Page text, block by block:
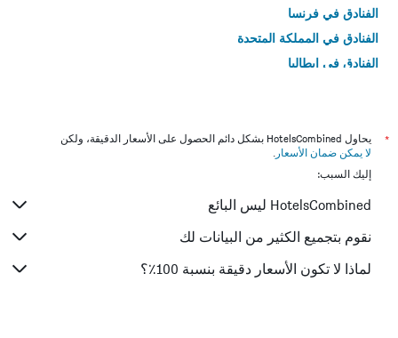
الفنادق في فرنسا
الفنادق في المملكة المتحدة
الفنادق في إيطاليا
*
يحاول HotelsCombined بشكل دائم الحصول على الأسعار الدقيقة، ولكن
لا يمكن ضمان الأسعار .
إليك السبب:
HotelsCombined ليس البائع
نقوم بتجميع الكثير من البيانات لك
لماذا لا تكون الأسعار دقيقة بنسبة 100٪؟